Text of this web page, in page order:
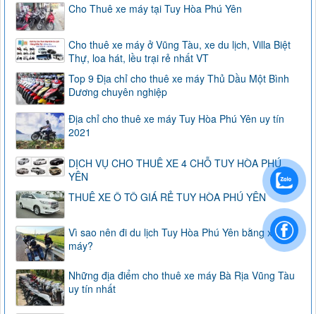
Cho Thuê xe máy tại Tuy Hòa Phú Yên
Cho thuê xe máy ở Vũng Tàu, xe du lịch, Villa Biệt
Thự, loa hát, lều trại rẻ nhất VT
Top 9 Địa chỉ cho thuê xe máy Thủ Dầu Một Bình
Dương chuyên nghiệp
Địa chỉ cho thuê xe máy Tuy Hòa Phú Yên uy tín
2021
DỊCH VỤ CHO THUÊ XE 4 CHỖ TUY HÒA PHÚ
YÊN
THUÊ XE Ô TÔ GIÁ RẺ TUY HÒA PHÚ YÊN
Vì sao nên đi du lịch Tuy Hòa Phú Yên bằng xe
máy?
Những địa điểm cho thuê xe máy Bà Rịa Vũng Tàu
uy tín nhất